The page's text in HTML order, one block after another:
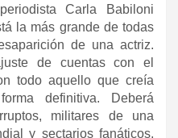
Carla Babiloni
la más grande de todas
de una actriz.
de cuentas con el
todo aquello que creía
definitiva. Deberá
militares de una
y sectarios fanáticos,